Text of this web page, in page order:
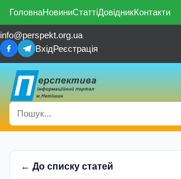
ГоловнаНовиниСтаттіДовідникКонтакти
info@perspekt.org.ua
ВхідРеєстрація
← До списку статей